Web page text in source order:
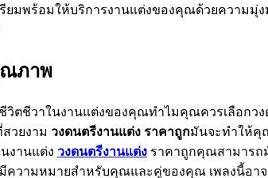
มพร้อมให้บริการงานแต่งของคุณด้วยความ
ณภาพ
ชีวาในงานแต่งของคุณทำไมคุณควรเลือกว
วยงาม วงดนตรีงานแต่ง ราคาถูกมันจะทำให้คุ
งานแต่ง วงดนตรีงานแต่ง ราคาถูกคุณสามารถ
ามหมายสำหรับคุณและคู่ของคุณ เพลงนี้อาจ